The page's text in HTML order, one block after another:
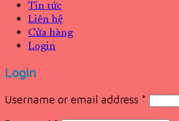
Tin tức
Liên hệ
Cửa hàng
Login
Login
Username or email address *